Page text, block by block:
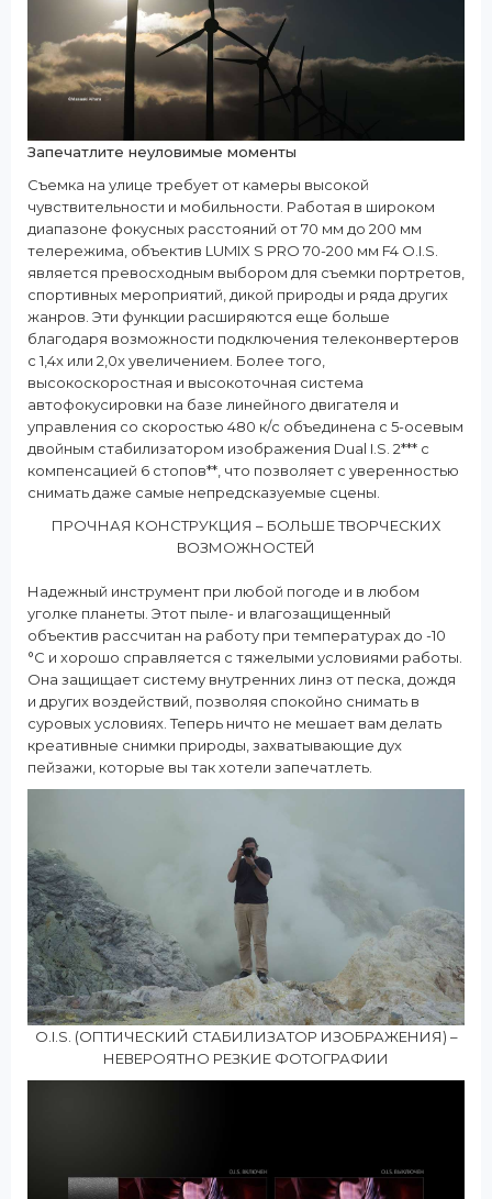
Запечатлите неуловимые моменты
Съемка на улице требует от камеры высокой
чувствительности и мобильности. Работая в широком
диапазоне фокусных расстояний от 70 мм до 200 мм
телережима, объектив LUMIX S PRO 70-200 мм F4 O.I.S.
является превосходным выбором для съемки портретов,
спортивных мероприятий, дикой природы и ряда других
жанров. Эти функции расширяются еще больше
благодаря возможности подключения телеконвертеров
с 1,4x или 2,0x увеличением. Более того,
высокоскоростная и высокоточная система
автофокусировки на базе линейного двигателя и
управления со скоростью 480 к/с объединена с 5-осевым
двойным стабилизатором изображения Dual I.S. 2*** с
компенсацией 6 стопов**, что позволяет с уверенностью
снимать даже самые непредсказуемые сцены.
ПРОЧНАЯ КОНСТРУКЦИЯ – БОЛЬШЕ ТВОРЧЕСКИХ
ВОЗМОЖНОСТЕЙ
Надежный инструмент при любой погоде и в любом
уголке планеты. Этот пыле- и влагозащищенный
объектив рассчитан на работу при температурах до -10
°C и хорошо справляется с тяжелыми условиями работы.
Она защищает систему внутренних линз от песка, дождя
и других воздействий, позволяя спокойно снимать в
суровых условиях. Теперь ничто не мешает вам делать
креативные снимки природы, захватывающие дух
пейзажи, которые вы так хотели запечатлеть.
O.I.S. (ОПТИЧЕСКИЙ СТАБИЛИЗАТОР ИЗОБРАЖЕНИЯ) –
НЕВЕРОЯТНО РЕЗКИЕ ФОТОГРАФИИ